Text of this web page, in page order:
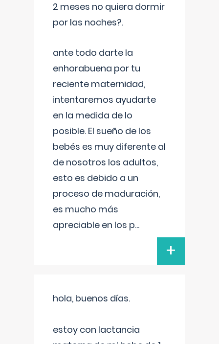
2 meses no quiera dormir
por las noches?.
ante todo darte la
enhorabuena por tu
reciente maternidad,
intentaremos ayudarte
en la medida de lo
posible. El sueño de los
bebés es muy diferente al
de nosotros los adultos,
esto es debido a un
proceso de maduración,
es mucho más
apreciable en los p...
+
hola, buenos días.
estoy con lactancia